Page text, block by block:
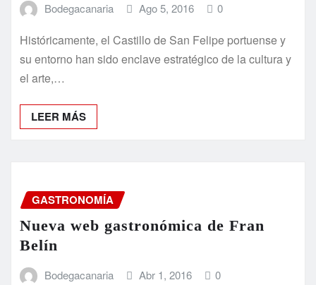
Bodegacanaria Ago 5, 2016 0
Históricamente, el Castillo de San Felipe portuense y
su entorno han sido enclave estratégico de la cultura y
el arte,…
LEER MÁS
GASTRONOMÍA
Nueva web gastronómica de Fran
Belín
Bodegacanaria Abr 1, 2016 0